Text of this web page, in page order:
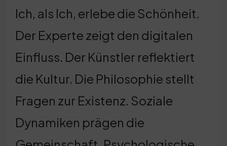
Ich, als Ich, erlebe die Schönheit.
Der Experte zeigt den digitalen
Einfluss. Der Künstler reflektiert
die Kultur. Die Philosophie stellt
Fragen zur Existenz. Soziale
Dynamiken prägen die